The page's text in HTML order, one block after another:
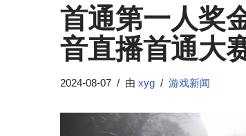
首通第一人奖
音直播首通大
2024-08-07 由 xyg 游戏新闻